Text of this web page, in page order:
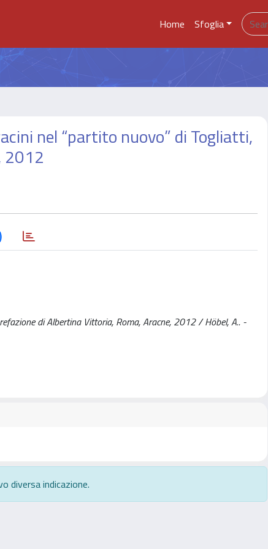
Home Sfoglia
nel “partito nuovo” di Togliatti,
2012
di Albertina Vittoria, Roma, Aracne, 2012 / Höbel, A.. -
diversa indicazione.